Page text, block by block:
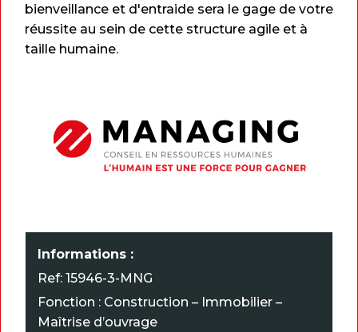
bienveillance et d'entraide sera le gage de votre
réussite au sein de cette structure agile et à
taille humaine.
Informations :
Ref: 15946-3-MNG
Fonction : Construction – Immobilier –
Maîtrise d’ouvrage